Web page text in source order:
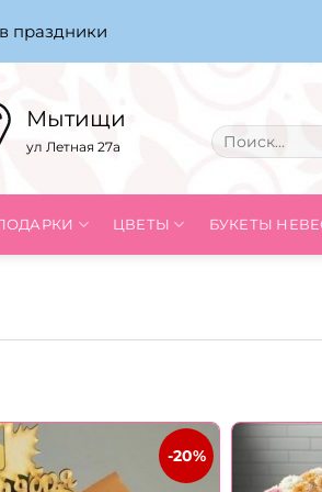
праздники
Мытищи
ул Летная 27а
Искать:
ЦВЕТЫ БУКЕТЫ
-20%